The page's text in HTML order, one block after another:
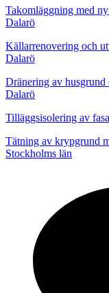
Takomläggning med
Dalarö
Källarrenovering och
Dalarö
Dränering av husgrund
Dalarö
Tilläggsisolering av
Tätning av krypgrund
Stockholms län